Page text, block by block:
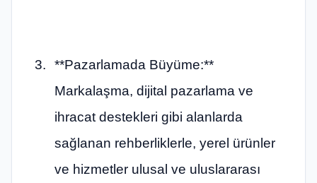
**Pazarlamada Büyüme:**
Markalaşma, dijital pazarlama ve
ihracat destekleri gibi alanlarda
sağlanan rehberliklerle, yerel ürünler
ve hizmetler ulusal ve uluslararası